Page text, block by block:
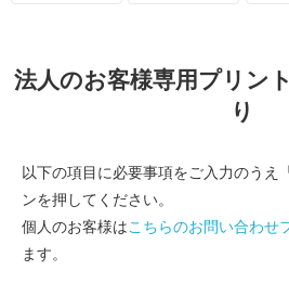
法人のお客様専用プリン
り
以下の項目に必要事項をご入力のうえ
ンを押してください。
個人のお客様はこちらのお問い合わせ
ます。